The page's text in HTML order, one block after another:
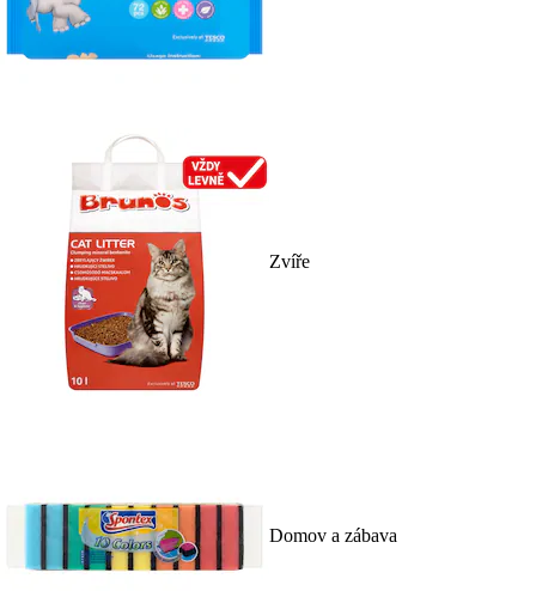
Zvíře
Domov a zábava